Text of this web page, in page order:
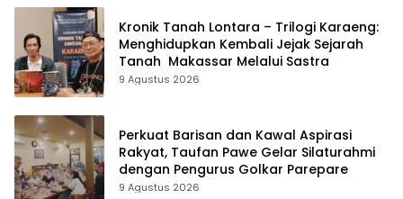
Kronik Tanah Lontara – Trilogi Karaeng:
Menghidupkan Kembali Jejak Sejarah
Tanah Makassar Melalui Sastra
9 Agustus 2026
Perkuat Barisan dan Kawal Aspirasi
Rakyat, Taufan Pawe Gelar Silaturahmi
dengan Pengurus Golkar Parepare
9 Agustus 2026